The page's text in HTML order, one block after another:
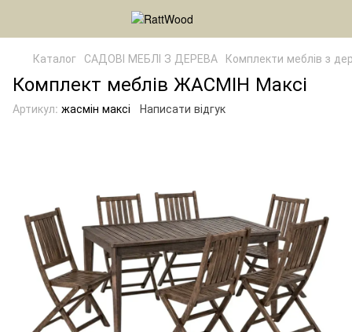
Каталог САДОВІ МЕБЛІ З ДЕРЕВА Комплекти меблів з
Комплект меблів ЖАСМІН Максі
Артикул: жасмін максі Написати відгук